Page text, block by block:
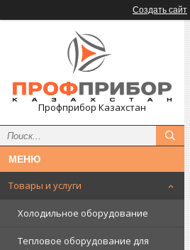
Создать сайт
Профприбор Казахстан
Товары и услуги
Холодильное оборудование
Тепловое оборудование для